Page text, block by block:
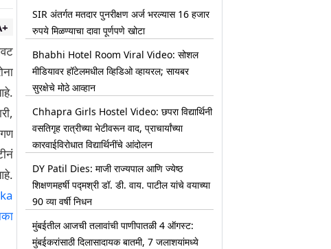
SIR अंतर्गत मतदार पुनरीक्षण अर्ज भरल्यास 16 हजार
रुपये मिळण्याचा दावा पूर्णपणे खोटा
Bhabhi Hotel Room Viral Video: सोशल
मीडियावर हॉटेलमधील व्हिडिओ व्हायरल; सायबर
सुरक्षेचे मोठे आव्हान
Chhapra Girls Hostel Video: छपरा विद्यार्थिनी
वसतिगृह रात्रीच्या भेटीवरून वाद, प्राचार्यांच्या
कारवाईविरोधात विद्यार्थिनींचे आंदोलन
DY Patil Dies: माजी राज्यपाल आणि ज्येष्ठ
शिक्षणमहर्षी पद्मश्री डॉ. डी. वाय. पाटील यांचे वयाच्या
90 व्या वर्षी निधन
मुंबईतील आजची तलावांची पाणीपातळी 4 ऑगस्ट:
मुंबईकरांसाठी दिलासादायक बातमी, 7 जलाशयांमध्ये